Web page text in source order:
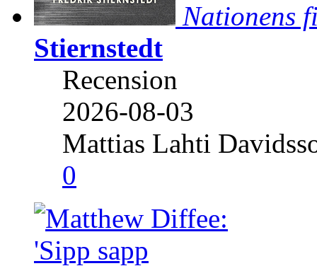
Nationens
Stiernstedt
Recension
2026-08-03
Mattias Lahti
0